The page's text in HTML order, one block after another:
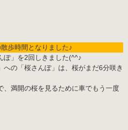
散歩時間となりました♪
ぽ」を2回しきました(^^♪
への「桜さんぽ」は、桜がまだ6分咲き
、満開の桜を見るために車でもう一度